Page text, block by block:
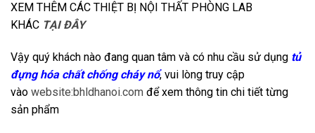
XEM THÊM CÁC THIỆT BỊ NỘI THẤT PHÒNG LAB
KHÁC TẠI ĐÂY
Vậy quý khách nào đang quan tâm và có nhu cầu sử dụng tủ
đựng hóa chất chống cháy nổ, vui lòng truy cập
vào website:bhldhanoi.com để xem thông tin chi tiết từng
sản phẩm